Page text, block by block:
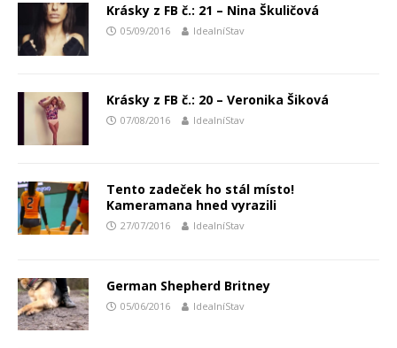
Krásky z FB č.: 21 – Nina Škuličová
05/09/2016 IdealníStav
Krásky z FB č.: 20 – Veronika Šiková
07/08/2016 IdealníStav
Tento zadeček ho stál místo!
Kameramana hned vyrazili
27/07/2016 IdealníStav
German Shepherd Britney
05/06/2016 IdealníStav